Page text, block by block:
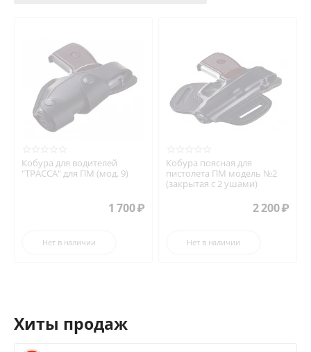
Кобура для водителей
"ТРАССА" для ПМ (мод. 9)
1 700₽
Нет в наличии
Кобура поясная для
пистолета ПМ модель №2
(закрытая с 2 ушами)
2 200₽
Нет в наличии
Хиты продаж